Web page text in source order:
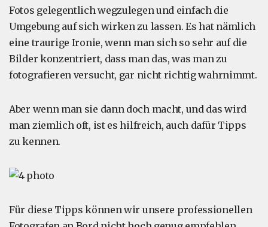
Fotos gelegentlich wegzulegen und einfach die
Umgebung auf sich wirken zu lassen. Es hat nämlich
eine traurige Ironie, wenn man sich so sehr auf die
Bilder konzentriert, dass man das, was man zu
fotografieren versucht, gar nicht richtig wahrnimmt.
Aber wenn man sie dann doch macht, und das wird
man ziemlich oft, ist es hilfreich, auch dafür Tipps
zu kennen.
Für diese Tipps können wir unsere professionellen